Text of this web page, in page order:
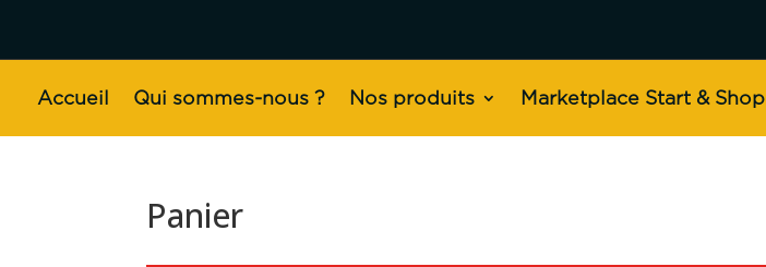
Accueil Qui sommes-nous ? Nos produits Marketplace Start & Shop
Panier